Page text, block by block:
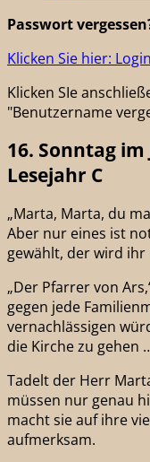
Passwort
Klicken Sie hier: Login
Klicken SIe
"Benutzername
16. Sonntag im
Lesejahr C
„Marta, Marta, du
Aber nur eines ist
gewählt, der wird ihr
„Der Pfarrer von
gegen jede
vernachlässigen
die Kirche zu gehen
Tadelt der Herr
müssen nur genau
macht sie auf ihre
aufmerksam.